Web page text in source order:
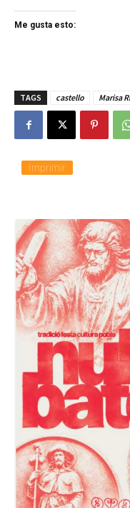
Me gusta esto:
TAGS castello Marisa
Imprimir